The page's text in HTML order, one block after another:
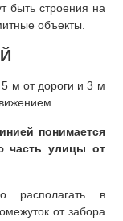
быть строения на
объекты.
м от дороги и 3 м
понимается
часть улицы от
располагать в
от забора